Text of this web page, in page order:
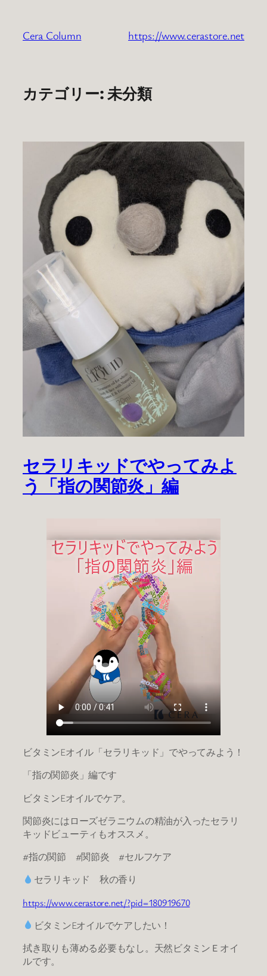
Cera Column https://www.cerastore.net
カテゴリー:未分類
セラリキッドでやってみよ
う「指の関節炎」編
ビタミンEオイル「セラリキッド」でやってみよう！
「指の関節炎」編です
ビタミンEオイルでケア。
関節炎にはローズゼラニウムの精油が入ったセラリ
キッドビューティもオススメ。
#指の関節 #関節炎 #セルフケア
セラリキッド 秋の香り
https://www.cerastore.net/?pid=180919670
ビタミンEオイルでケアしたい！
拭き取りも薄める必要もなし。天然ビタミンＥオイ
ルです。